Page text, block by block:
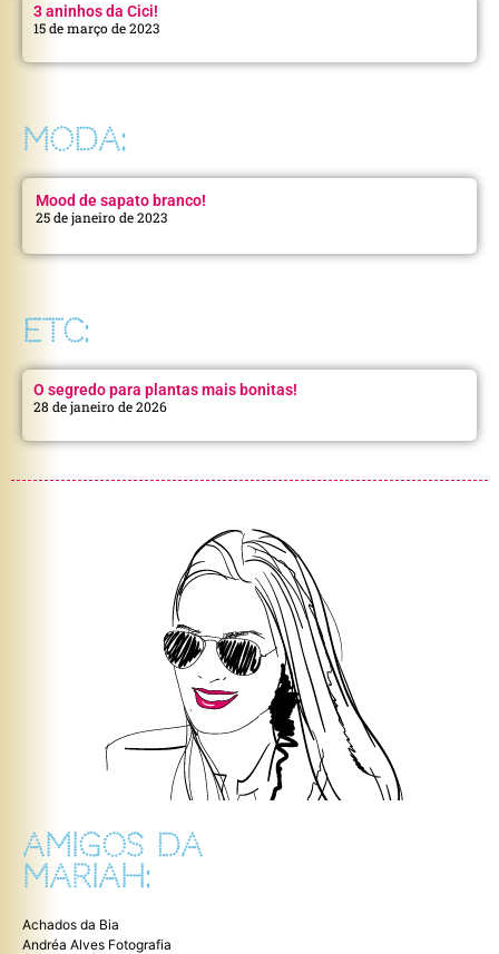
3 aninhos da Cici!
15 de março de 2023
MODA:
Mood de sapato branco!
25 de janeiro de 2023
ETC:
O segredo para plantas mais bonitas!
28 de janeiro de 2026
AMIGOS DA
MARIAH:
Achados da Bia
Andréa Alves Fotografia